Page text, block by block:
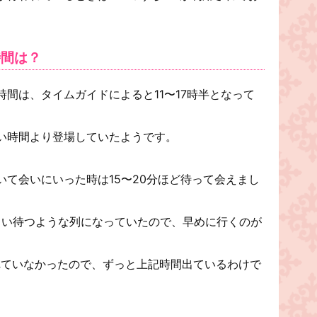
は？
は、タイムガイドによると11〜17時半となって
間より登場していたようです。
て会いにいった時は15〜20分ほど待って会えまし
待つような列になっていたので、早めに行くのが
いなかったので、ずっと上記時間出ているわけで